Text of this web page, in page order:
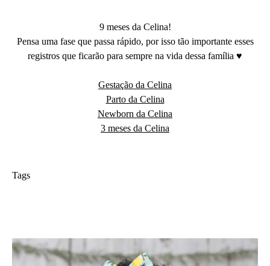
9 meses da Celina!
Pensa uma fase que passa rápido, por isso tão importante esses
registros que ficarão para sempre na vida dessa família ♥
Gestação da Celina
Parto da Celina
Newborn da Celina
3 meses da Celina
Tags